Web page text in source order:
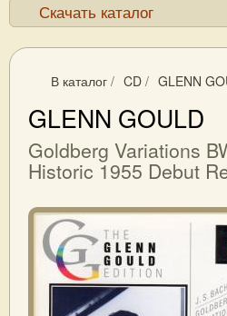
Скачать каталог
В каталог / CD / GLENN
GLENN GOULD
Goldberg Variations
Historic 1955 Debut